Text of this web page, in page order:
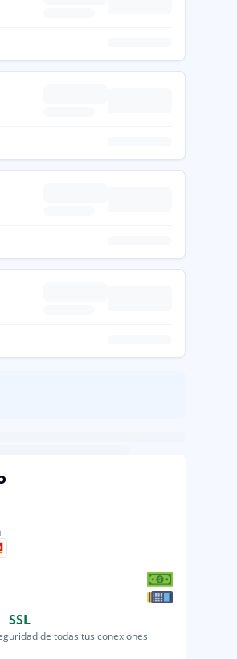
SSL
de todas tus conexiones